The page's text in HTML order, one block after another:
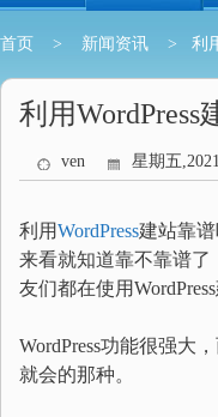
首页 > 新闻资讯 > 利
利用WordPress
ven 星期五
利用WordPress建站靠谱
来看就知道靠不靠谱了
友们都在使用
WordPress功能很强大
就会的那种。